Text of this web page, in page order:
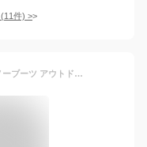
(11件) >
[全品送料無料！]スノーシューズ スノーブーツ アウトドア メンズ レディース ショート ブーツ ユニセックス ミドル丈 防水 防寒 防滑 保暖 冬用 カジュアル 綿靴 雪靴 ボアブーツ 長靴 スノトレ 撥水 滑りにくい ブラック ファッション 通勤 25-28.5